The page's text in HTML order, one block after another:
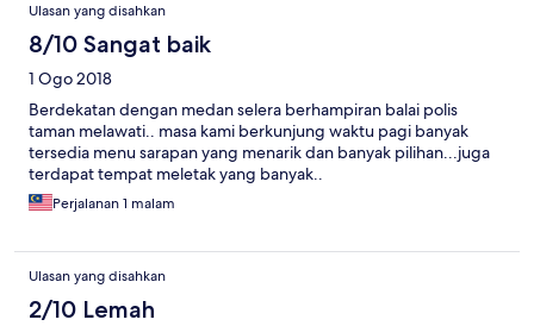
Ulasan yang disahkan
8/10 Sangat baik
1 Ogo 2018
Berdekatan dengan medan selera berhampiran balai polis
taman melawati.. masa kami berkunjung waktu pagi banyak
tersedia menu sarapan yang menarik dan banyak pilihan...juga
terdapat tempat meletak yang banyak..
Perjalanan 1 malam
Ulasan yang disahkan
2/10 Lemah